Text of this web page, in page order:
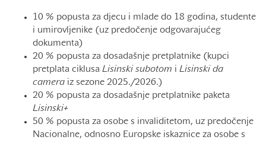
10 % popusta za djecu i mlade do 18 godina, studente
i umirovljenike (uz predočenje odgovarajućeg
dokumenta)
20 % popusta za dosadašnje pretplatnike (kupci
pretplata ciklusa Lisinski subotom i Lisinski da
camera iz sezone 2025./2026.)
20 % popusta za dosadašnje pretplatnike paketa
Lisinski+
50 % popusta za osobe s invaliditetom, uz predočenje
Nacionalne, odnosno Europske iskaznice za osobe s